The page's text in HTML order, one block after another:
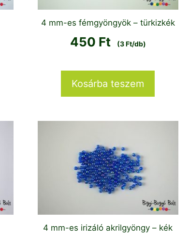
4 mm-es fémgyöngyök – türkizkék
450 Ft (3 Ft/db)
Kosárba teszem
4 mm-es irizáló akrilgyöngy – kék